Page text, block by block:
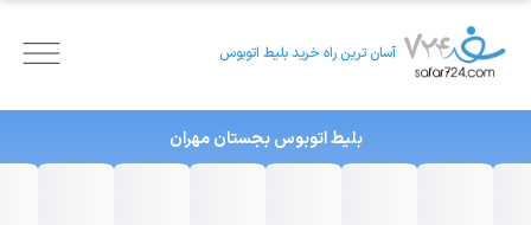
آسان ترین راه خرید بلیط اتوبوس
بلیط اتوبوس بجستان مهران